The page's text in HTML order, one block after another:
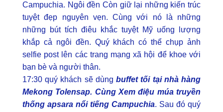
Campuchia. Ngôi đền Còn giữ lại những kiến trúc
tuyệt đẹp nguyên vẹn. Cùng với nó là những
những bút tích điêu khắc tuyệt Mỹ uống lượng
khắp cả ngôi đền. Quý khách có thể chụp ảnh
selfie post lên các trang mạng xã hội để khoe với
bạn bè và người thân.
17:30 quý khách sẽ dùngbuffet tối tại nhà hàng
Mekong Tolensap. Cùng Xem điệu múa truyền
thống apsara nổi tiếng Campuchia. Sau đó quý